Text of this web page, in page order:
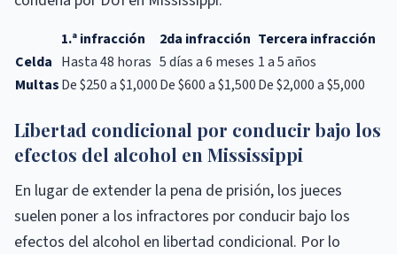
1.ª infracción 2da infracción Tercera infracción
Celda Hasta 48 horas 5 días a 6 meses 1 a 5 años
MultasDe $250 a $1,000De $600 a $1,500De $2,000 a $5,000
Libertad condicional por conducir bajo los
efectos del alcohol en Mississippi
En lugar de extender la pena de prisión, los jueces
suelen poner a los infractores por conducir bajo los
efectos del alcohol en libertad condicional. Por lo